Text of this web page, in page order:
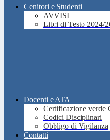
Genitori e Studenti
AVVISI
Libri di Testo 2024/
Docenti e ATA
Certificazione verde
Codici Disciplinari
Obbligo di Vigilanza
Contatti